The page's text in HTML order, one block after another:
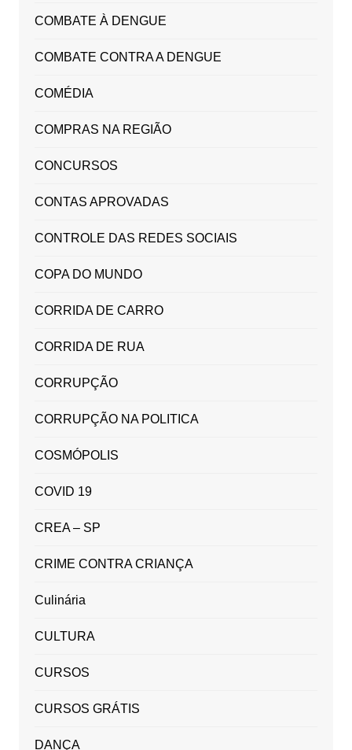
COMBATE À DENGUE
COMBATE CONTRA A DENGUE
COMÉDIA
COMPRAS NA REGIÃO
CONCURSOS
CONTAS APROVADAS
CONTROLE DAS REDES SOCIAIS
COPA DO MUNDO
CORRIDA DE CARRO
CORRIDA DE RUA
CORRUPÇÃO
CORRUPÇÃO NA POLITICA
COSMÓPOLIS
COVID 19
CREA – SP
CRIME CONTRA CRIANÇA
Culinária
CULTURA
CURSOS
CURSOS GRÁTIS
DANÇA